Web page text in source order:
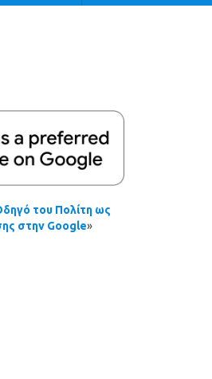
του Πολίτη ως
στην Google»